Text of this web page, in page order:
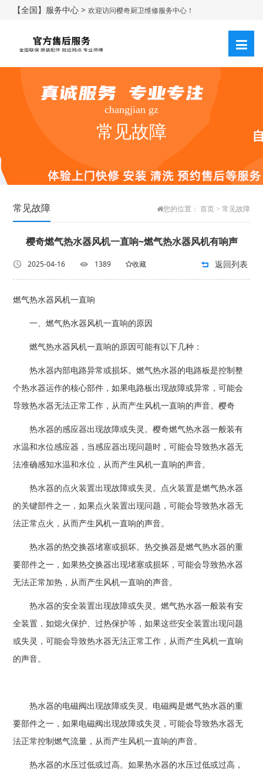
【全国】服务中心 >欢迎访问樱奇厨卫维修服务中心！
changjian gz
常见故障
常见故障 您的位置： 首页> 常见故障
樱奇燃气热水器风机一直响~燃气热水器风机有响声
2025-04-16 1389 收藏 返回列表
燃气热水器风机一直响
一、燃气热水器风机一直响的原因
燃气热水器风机一直响的原因可能有以下几种：
热水器内部电路异常或损坏。燃气热水器的电路板是控制整
个热水器运作的核心部件，如果电路板出现故障或异常，可能会
导致热水器无法正常工作，从而产生风机一直响的声音。樱奇
热水器的感应器出现故障或失灵。樱奇燃气热水器一般装有
水温和水位感应器，当感应器出现问题时，可能会导致热水器无
法准确感知水温和水位，从而产生风机一直响的声音。
热水器的点火装置出现故障或失灵。点火装置是燃气热水器
的关键部件之一，如果点火装置出现问题，可能会导致热水器无
法正常点火，从而产生风机一直响的声音。
热水器的热交换器堵塞或损坏。热交换器是燃气热水器的重
要部件之一，如果热交换器出现堵塞或损坏，可能会导致热水器
无法正常加热，从而产生风机一直响的声音。
热水器的安全装置出现故障或失灵。燃气热水器一般装有安
全装置，如熄火保护、过热保护等，如果这些安全装置出现问题
或失灵，可能会导致热水器无法正常工作，从而产生风机一直响
的声音。
热水器的电磁阀出现故障或失灵。电磁阀是燃气热水器的重
要部件之一，如果电磁阀出现故障或失灵，可能会导致热水器无
法正常控制燃气流量，从而产生风机一直响的声音。
热水器的水压过低或过高。如果热水器的水压过低或过高，